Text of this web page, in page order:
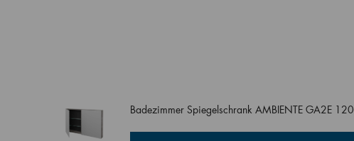
Badezimmer Spiegelschrank AMBIENTE GA2E 120